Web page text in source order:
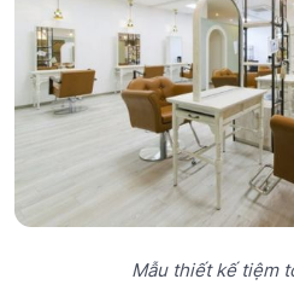
Mẫu thiết kế tiệm